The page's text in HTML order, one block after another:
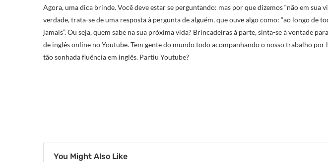
Agora, uma dica brinde. Você deve estar se perguntando: mas por que dizemos “não em sua
verdade, trata-se de uma resposta à pergunta de alguém, que ouve algo como: “ao longo de
jamais”. Ou seja, quem sabe na sua próxima vida? Brincadeiras à parte, sinta-se à vontade
de inglês online no Youtube. Tem gente do mundo todo acompanhando o nosso trabalho por
tão sonhada fluência em inglês. Partiu Youtube?
You Might Also Like